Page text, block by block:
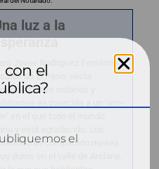
luz a la
Javier Rodríguez Fernández,
de El Paso, «esta
entre notarios y
han compartido meses
con el
el